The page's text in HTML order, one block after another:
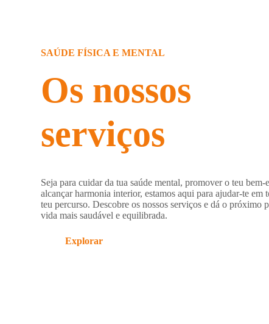
SAÚDE FÍSICA E MENTAL
Os nossos
serviços
Seja para cuidar da tua saúde mental, promover o teu bem-
alcançar harmonia interior, estamos aqui para ajudar-te em
teu percurso. Descobre os nossos serviços e dá o próximo
vida mais saudável e equilibrada.
Explorar